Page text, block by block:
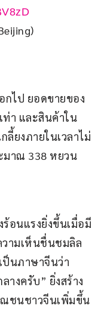
ไป ยอดขายของ
ท่า และสินค้าใน
ยงภายในเวลาไม่
มาณ 338 หยวน
อนแรงยิ่งขึ้นเมื่อมี
ามเห็นชื่นชมลิล
ป็นภาษาจีนว่า
างครับ” ยิ่งสร้าง
ณชนชาวจีนเพิ่มขึ้น